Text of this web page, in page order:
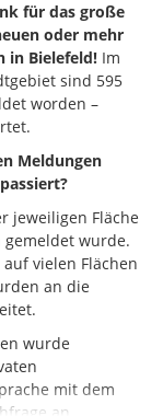
für das große
oder mehr
in Bielefeld! Im
sind 595
worden –
Meldungen
jeweiligen Fläche
wurde.
vielen Flächen
an die
wurde
mit dem